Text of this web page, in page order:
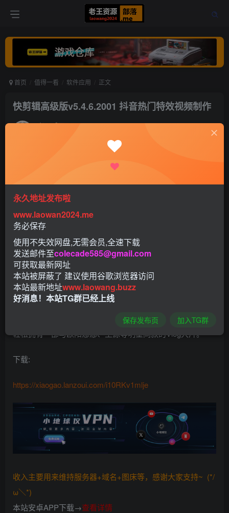
首页 值得一看 软件应用 正文
快剪辑高级版v5.4.6.2001 抖音热门特效视频制作
老王 打赏
软件介绍：
快剪辑是【抖音、B站、朋友圈】等平台用户强烈的一款视
频剪辑软件，屡屡创作出被热门的精彩视频。简单易用，可
高效创作出优质的内容，不仅【完全免费】和【无强制水
印】，还有丰富的【剪辑教程】教您快速爆款短视频和Vlog
作品，记录美好，做自己生活的导演！你只需动动手指，便
轻松拥有一部与欧阳娜娜、王源等明星同款的Vlog大片。
下载:
https://xiaogao.lanzoui.com/i10RKv1mlje
收入主要用来维持服务器+域名+图床等，感谢大家支持~ (*/
ω＼*)
本站安卓APP下载→查看详情
永久地址发布啦
www.laowan2024.me
务必保存
使用不失效网盘,无需会员,全速下载
发送邮件至colecade585@gmail.com
可获取最新网址
本站被屏蔽了 建议使用谷歌浏览器访问
本站最新地址www.laowang.buzz
好消息！本站TG群已经上线
保存发布页 加入TG群